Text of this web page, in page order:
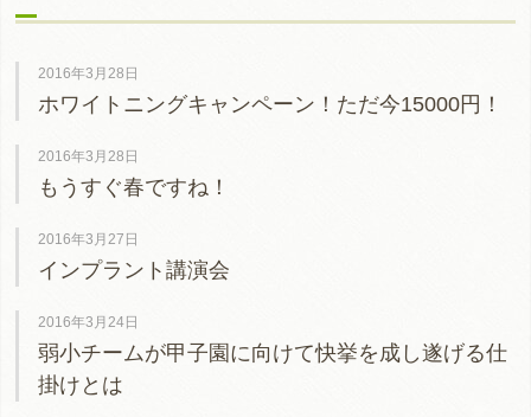
2016年3月28日
ホワイトニングキャンペーン！ただ今15000円！
2016年3月28日
もうすぐ春ですね！
2016年3月27日
インプラント講演会
2016年3月24日
弱小チームが甲子園に向けて快挙を成し遂げる仕
掛けとは